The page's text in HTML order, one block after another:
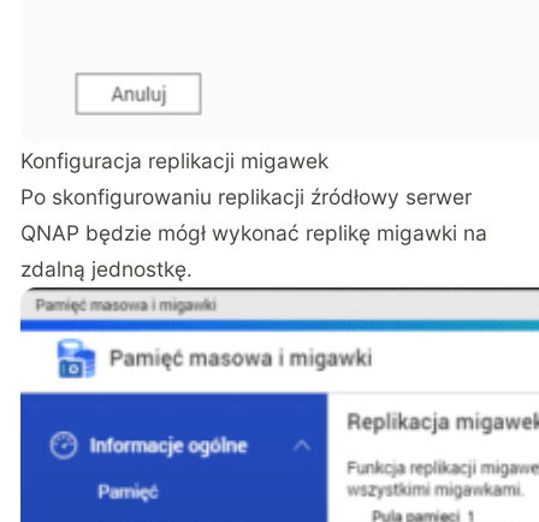
Konfiguracja replikacji migawek
Po skonfigurowaniu replikacji źródłowy serwer
QNAP będzie mógł wykonać replikę migawki na
zdalną jednostkę.